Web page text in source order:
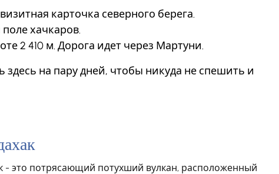
карточка северного берега.
хачкаров.
2 410 м. Дорога идет через Мартуни.
здесь на пару дней, чтобы никуда не спешить и
- это потрясающий потухший вулкан, расположенный